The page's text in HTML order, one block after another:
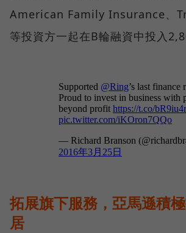
American Family Insurance、
等投資方一起在B輪融資中投入
拓展旗下服務，亞馬遜積
居